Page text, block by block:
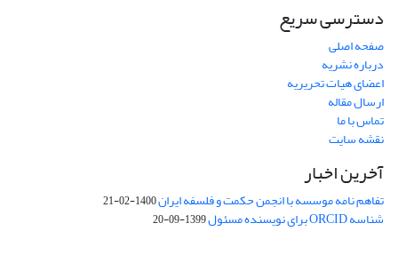
دسترسی سریع
صفحه اصلی
درباره نشریه
اعضای هیات تحریریه
ارسال مقاله
تماس با ما
نقشه سایت
آخرین اخبار
تفاهم نامه موسسه با انجمن حکمت و فلسفه ایران1400-02-21
شناسه ORCID برای نویسنده مسئول 1399-09-20